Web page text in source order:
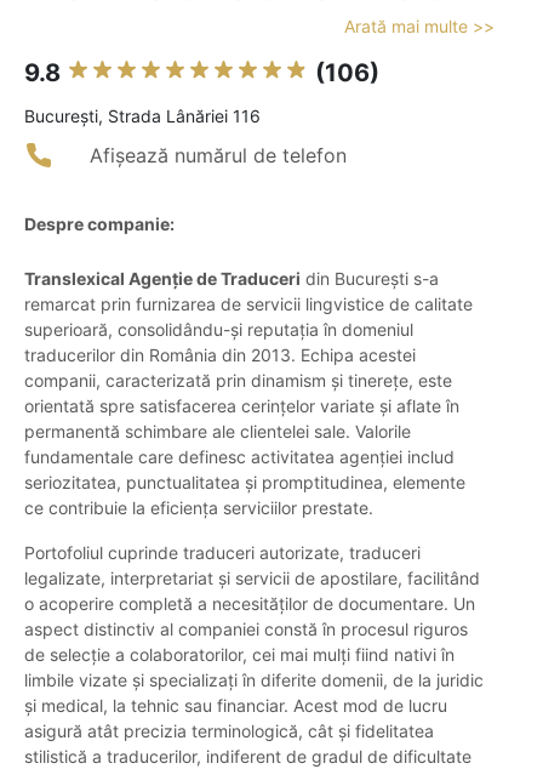
Arată mai multe >>
9.8 (106)
Bucureşti, Strada Lânăriei 116
Afișează numărul de telefon
Despre companie:
Translexical Agenție de Traduceri din București s-a
remarcat prin furnizarea de servicii lingvistice de calitate
superioară, consolidându-și reputația în domeniul
traducerilor din România din 2013. Echipa acestei
companii, caracterizată prin dinamism și tinerețe, este
orientată spre satisfacerea cerințelor variate și aflate în
permanentă schimbare ale clientelei sale. Valorile
fundamentale care definesc activitatea agenției includ
seriozitatea, punctualitatea și promptitudinea, elemente
ce contribuie la eficiența serviciilor prestate.
Portofoliul cuprinde traduceri autorizate, traduceri
legalizate, interpretariat și servicii de apostilare, facilitând
o acoperire completă a necesităților de documentare. Un
aspect distinctiv al companiei constă în procesul riguros
de selecție a colaboratorilor, cei mai mulți fiind nativi în
limbile vizate și specializați în diferite domenii, de la juridic
și medical, la tehnic sau financiar. Acest mod de lucru
asigură atât precizia terminologică, cât și fidelitatea
stilistică a traducerilor, indiferent de gradul de dificultate